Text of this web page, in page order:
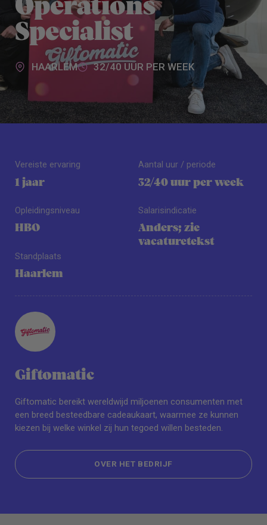
Operations
Specialist
HAARLEM 32/40 UUR PER WEEK
Vereiste ervaring
1 jaar
Opleidingsniveau
HBO
Standplaats
Haarlem
Aantal uur / periode
32/40 uur per week
Salarisindicatie
Anders; zie
vacaturetekst
Giftomatic
Giftomatic bereikt wereldwijd miljoenen consumenten met
een breed besteedbare cadeaukaart, waarmee ze kunnen
kiezen bij welke winkel zij hun tegoed willen besteden.
OVER HET BEDRIJF